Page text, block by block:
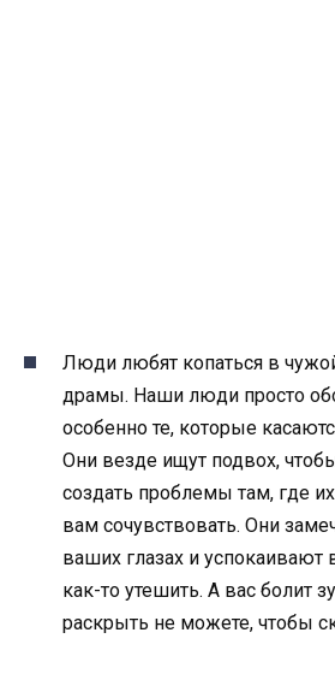
Люди любят копаться в
драмы. Наши люди просто
особенно те, которые
Они везде ищут подвох,
создать проблемы там, где
вам сочувствовать. Они
ваших глазах и успокаивают
как-то утешить. А вас болит
раскрыть не можете, чтобы